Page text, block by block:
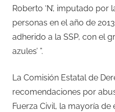
Roberto ‘N’, imputado por
personas en el año de
adherido a la SSP, con el
azules’ ”.
La Comisión Estatal de
recomendaciones por
Fuerza Civil, la mayoría